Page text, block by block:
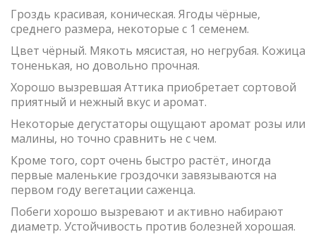
Гроздь красивая, коническая. Ягоды чёрные,
среднего размера, некоторые с 1 семенем.
Цвет чёрный. Мякоть мясистая, но негрубая. Кожица
тоненькая, но довольно прочная.
Хорошо вызревшая Аттика приобретает сортовой
приятный и нежный вкус и аромат.
Некоторые дегустаторы ощущают аромат розы или
малины, но точно сравнить не с чем.
Кроме того, сорт очень быстро растёт, иногда
первые маленькие гроздочки завязываются на
первом году вегетации саженца.
Побеги хорошо вызревают и активно набирают
диаметр. Устойчивость против болезней хорошая.